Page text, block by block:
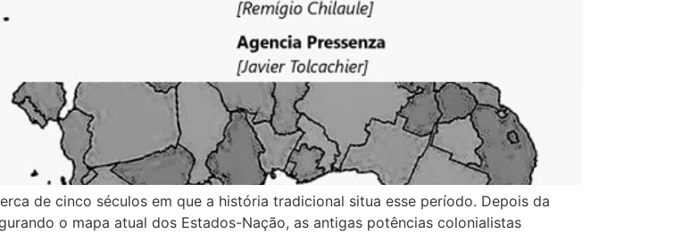
de cinco séculos em que a história tradicional situa esse período. Depois da
o mapa atual dos Estados-Nação, as antigas potências colonialistas